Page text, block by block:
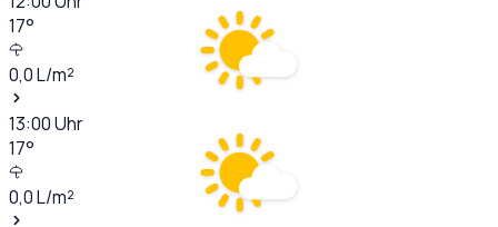
17°
0,0L/m²
13:00Uhr
17°
0,0L/m²